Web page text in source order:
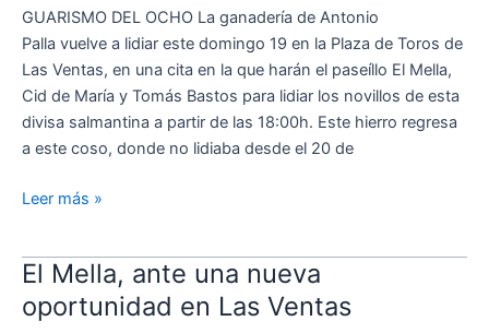
GUARISMO DEL OCHO La ganadería de Antonio
Palla vuelve a lidiar este domingo 19 en la Plaza de Toros de
Las Ventas, en una cita en la que harán el paseíllo El Mella,
Cid de María y Tomás Bastos para lidiar los novillos de esta
divisa salmantina a partir de las 18:00h. Este hierro regresa
a este coso, donde no lidiaba desde el 20 de
Antonio
Palla
este
domingo
a
Las
Leer más »
El Mella, ante una nueva
oportunidad en Las Ventas
El
ante